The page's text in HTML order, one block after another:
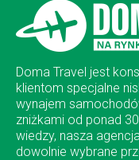
Doma Travel jest
klientom specjalne
wynajem
zniżkami od ponad
wiedzy, nasza
dowolnie wybrane